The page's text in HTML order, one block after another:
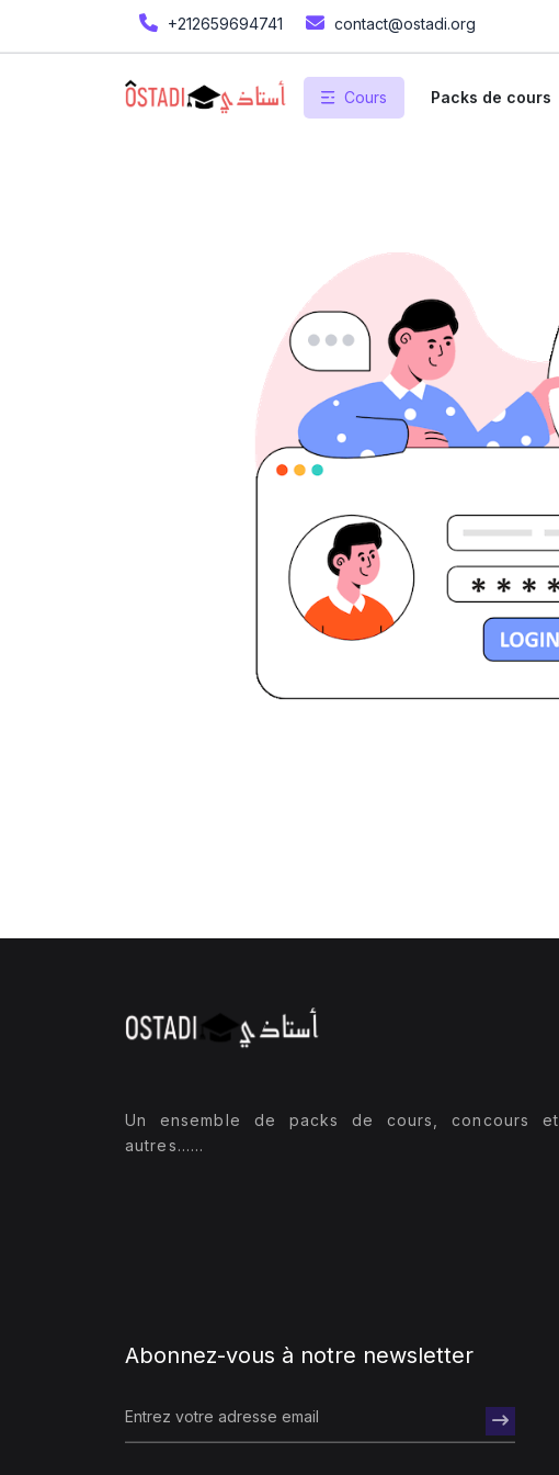
+212659694741 contact@ostadi.org
Cours Packs de cours
Un ensemble de packs de cours, concours et
autres......
Abonnez-vous à notre newsletter